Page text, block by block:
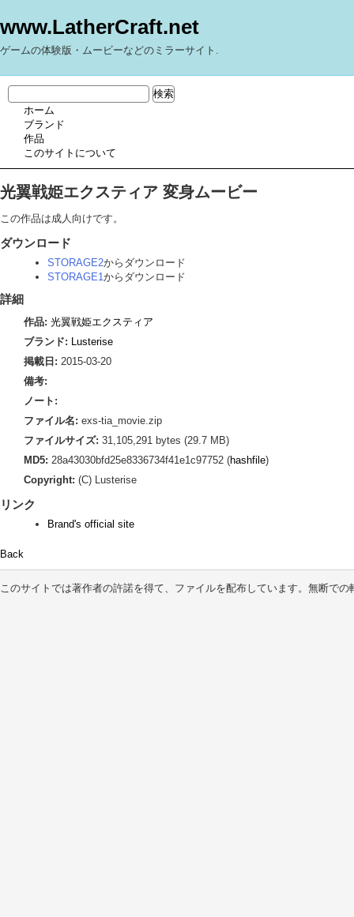
www.LatherCraft.net
ゲームの体験版・ムービーなどのミラーサイト.
ホーム
ブランド
作品
このサイトについて
光翼戦姫エクスティア 変身ムービー
この作品は成人向けです。
ダウンロード
STORAGE2からダウンロード
STORAGE1からダウンロード
詳細
作品: 光翼戦姫エクスティア
ブランド: Lusterise
掲載日: 2015-03-20
備考:
ノート:
ファイル名: exs-tia_movie.zip
ファイルサイズ: 31,105,291 bytes (29.7 MB)
MD5: 28a43030bfd25e8336734f41e1c97752 (hashfile)
Copyright: (C) Lusterise
リンク
Brand's official site
Back
このサイトでは著作者の許諾を得て、ファイルを配布しています。無断での